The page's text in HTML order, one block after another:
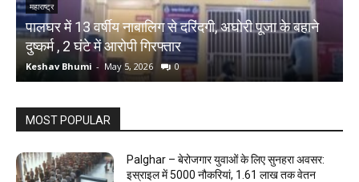
महाराष्ट्र
पालघर में 13 वर्षीय नाबालिग से दरिंदगी, अघोरी पूजा के बहाने
दुष्कर्म , 2 घंटे में आरोपी गिरफ्तार
Keshav Bhumi - May 5, 2026 0
MOST POPULAR
Palghar – बेरोजगार युवाओं के लिए सुनहरा अवसर:
इस्राइल में 5000 नौकरियां, ₹1.61 लाख तक वेतन